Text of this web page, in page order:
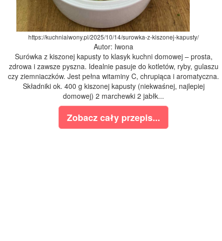
https://kuchniaiwony.pl/2025/10/14/surowka-z-kiszonej-kapusty/
Autor: Iwona
Surówka z kiszonej kapusty to klasyk kuchni domowej – prosta,
zdrowa i zawsze pyszna. Idealnie pasuje do kotletów, ryby, gulaszu
czy ziemniaczków. Jest pełna witaminy C, chrupiąca i aromatyczna.
Składniki ok. 400 g kiszonej kapusty (niekwaśnej, najlepiej
domowej) 2 marchewki 2 jabłk...
Zobacz cały przepis...